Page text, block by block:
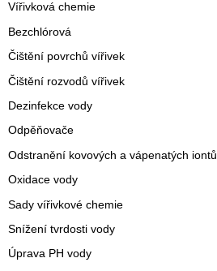
Vířivková chemie
Bezchlórová
Čištění povrchů vířivek
Čištění rozvodů vířivek
Dezinfekce vody
Odpěňovače
Odstranění kovových a vápenatých iontů
Oxidace vody
Sady vířivkové chemie
Snížení tvrdosti vody
Úprava PH vody